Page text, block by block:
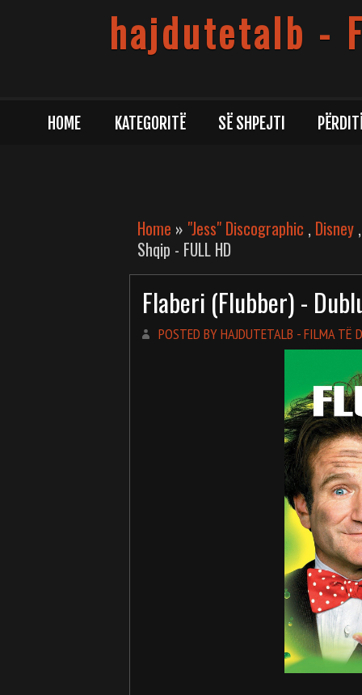
hajdutetalb -
HOME KATEGORITË SË SHPEJTI
Home » "Jess" Discographic , Disney
Shqip - FULL HD
Flaberi (Flubber) -
POSTED BY HAJDUTETALB - FILMA TË